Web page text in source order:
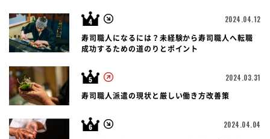
2024.04.12
寿司職人になるには？未経験から寿司職人へ転職
成功するための道のりとポイント
2024.03.31
寿司職人派遣の現状と厳しい働き方改善策
2024.04.04